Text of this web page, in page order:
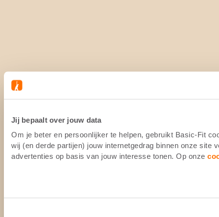
Jij bepaalt over jouw data
Om je beter en persoonlijker te helpen, gebruikt Basic-Fit
wij (en derde partijen) jouw internetgedrag binnen onze site
advertenties op basis van jouw interesse tonen. Op onze